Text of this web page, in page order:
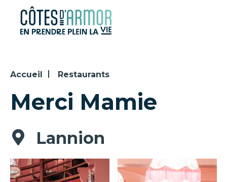
Panneau de gestion des cookies
Accueil Restaurants
Merci Mamie
Lannion